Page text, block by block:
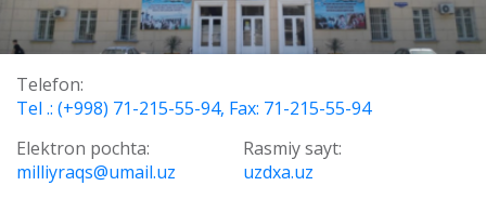
Telefon:
Tel .: (+998) 71-215-55-94, Fax: 71-215-55-94
Elektron pochta:
milliyraqs@umail.uz
Rasmiy sayt:
uzdxa.uz